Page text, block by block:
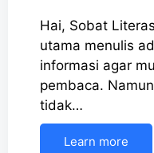
Hai, Sobat
utama menulis
informasi agar
pembaca.
tidak…
Learn more